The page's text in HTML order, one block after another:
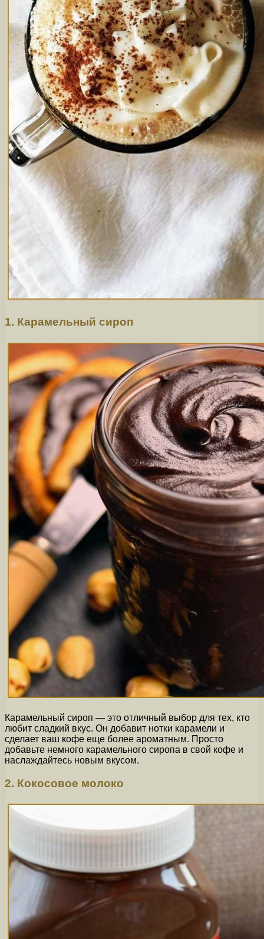
1. Карамельный сироп
Карамельный сироп — это отличный выбор для тех, кто
любит сладкий вкус. Он добавит нотки карамели и
сделает ваш кофе еще более ароматным. Просто
добавьте немного карамельного сиропа в свой кофе и
наслаждайтесь новым вкусом.
2. Кокосовое молоко